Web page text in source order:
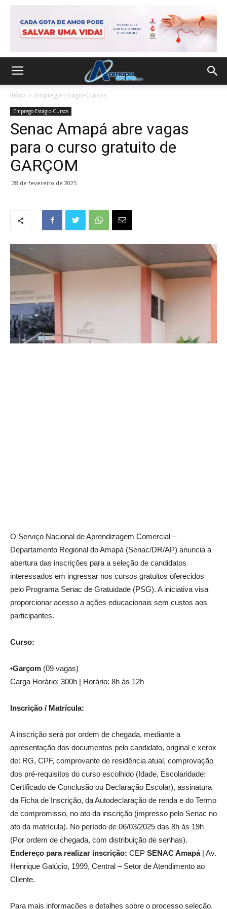
Início Emprego-Estágio-Cursos
Emprego-Estágio-Cursos
Senac Amapá abre vagas
para o curso gratuito de
GARÇOM
28 de fevereiro de 2025
O Serviço Nacional de Aprendizagem Comercial –
Departamento Regional do Amapá (Senac/DR/AP) anuncia a
abertura das inscrições para a seleção de candidatos
interessados em ingressar nos cursos gratuitos oferecidos
pelo Programa Senac de Gratuidade (PSG). A iniciativa visa
proporcionar acesso a ações educacionais sem custos aos
participantes.
Curso:
•Garçom (09 vagas)
Carga Horário: 300h | Horário: 8h às 12h
Inscrição / Matrícula:
A inscrição será por ordem de chegada, mediante a
apresentação dos documentos pelo candidato, original e xerox
de: RG, CPF, comprovante de residência atual, comprovação
dos pré-requisitos do curso escolhido (Idade, Escolaridade:
Certificado de Conclusão ou Declaração Escolar), assinatura
da Ficha de Inscrição, da Autodeclaração de renda e do Termo
de compromisso, no ato da inscrição (impresso pelo Senac no
ato da matrícula). No período de 06/03/2025 das 8h às 19h
(Por ordem de chegada, com distribuição de senhas).
Endereço para realizar inscrição: CEP SENAC Amapá| Av.
Henrique Galúcio, 1999, Central – Setor de Atendimento ao
Cliente.
Para mais informações e detalhes sobre o processo seleção,